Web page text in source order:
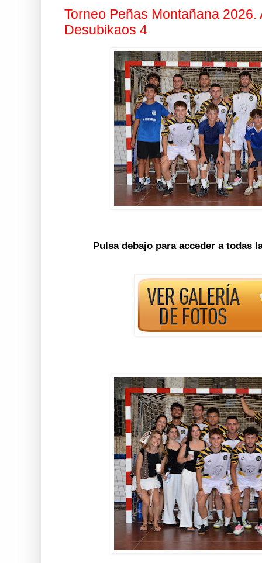
Torneo Peñas Montañana
Desubikaos 4
Pulsa debajo para acceder a todas